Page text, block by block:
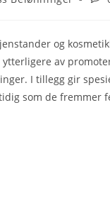
og
av
I tillegg gir
som de fremmer